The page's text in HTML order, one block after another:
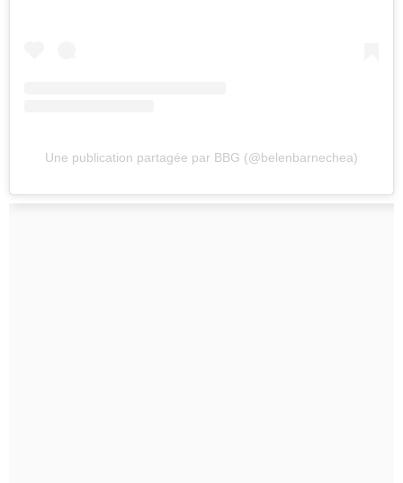
Une publication partagée par BBG (@belenbarnechea)